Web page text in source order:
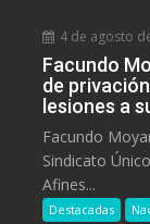
4 de agosto
Facundo
de
lesiones a
Facundo
Sindicato
Afines...
Destacadas